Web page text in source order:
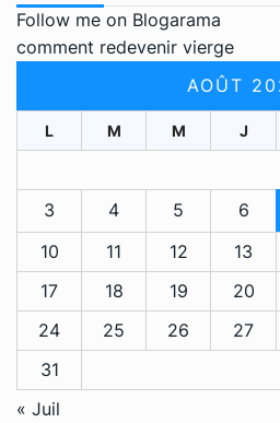
Follow me on Blogarama
comment redevenir vierge
AOÛT
L M M J
3
4 5 6
10
11 12 13
17
18 19 20
24
25 26 27
31
« Juil